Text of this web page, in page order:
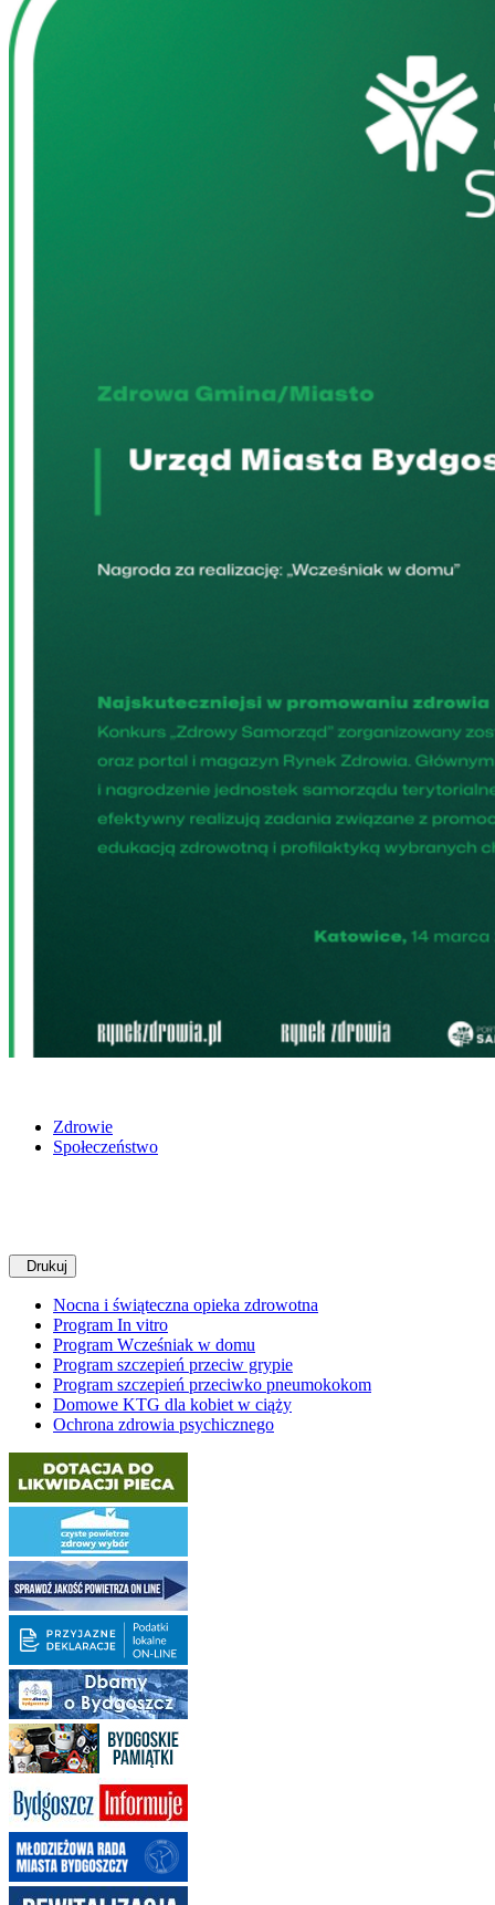
Zdrowie
Społeczeństwo
Drukuj
Nocna i świąteczna opieka zdrowotna
Program In vitro
Program Wcześniak w domu
Program szczepień przeciw grypie
Program szczepień przeciwko pneumokokom
Domowe KTG dla kobiet w ciąży
Ochrona zdrowia psychicznego